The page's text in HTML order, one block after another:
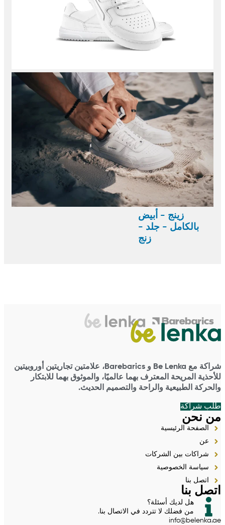
زينج - أبيض
بالكامل - جلد -
زنج
شراكة مع Be Lenka و Barebarics، علامتين تجاريتين أوروبيتين
للأحذية المريحة المعترف بهما عالميًا، والموثوق بهما للابتكار
والحركة الطبيعية والراحة والتصميم الحديث.
طلب شراكة
من نحن
الصفحة الرئيسية
عن
شراكات بين الشركات
سياسة الخصوصية
اتصل بنا
اتصل بنا
هل لديك أسئلة؟
من فضلك لا تتردد في الاتصال بنا.
info@belenka.ae